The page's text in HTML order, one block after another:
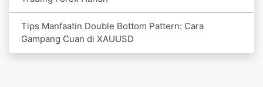
Tips Manfaatin Double Bottom Pattern: Cara
Gampang Cuan di XAUUSD